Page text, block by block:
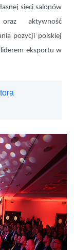
sieci salonów
oraz aktywność
pozycji polskiej
eksportu w